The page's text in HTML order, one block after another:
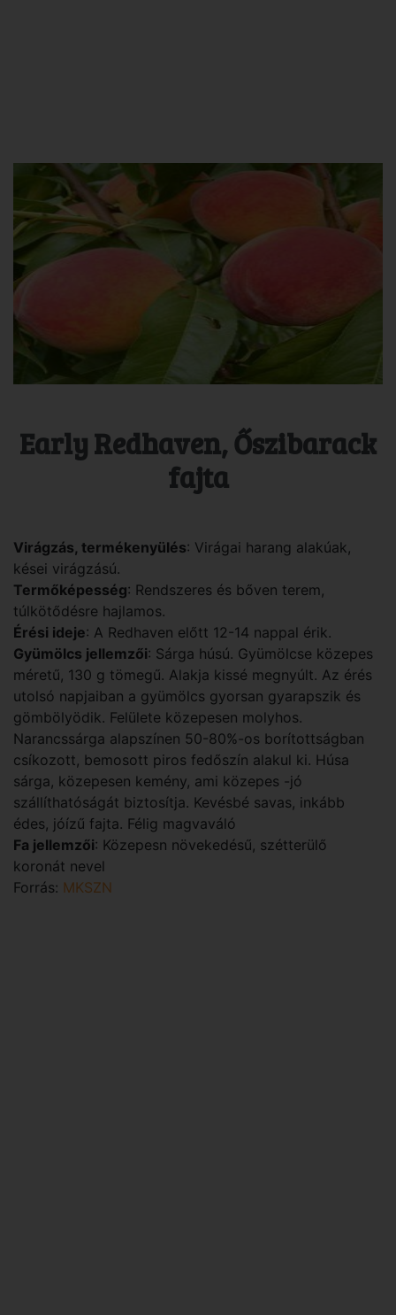
Early Redhaven, Őszibarack
fajta
Virágzás, termékenyülés: Virágai harang alakúak,
kései virágzású.
Termőképesség: Rendszeres és bőven terem,
túlkötődésre hajlamos.
Érési ideje: A Redhaven előtt 12-14 nappal érik.
Gyümölcs jellemzői: Sárga húsú. Gyümölcse közepes
méretű, 130 g tömegű. Alakja kissé megnyúlt. Az érés
utolsó napjaiban a gyümölcs gyorsan gyarapszik és
gömbölyödik. Felülete közepesen molyhos.
Narancssárga alapszínen 50-80%-os borítottságban
csíkozott, bemosott piros fedőszín alakul ki. Húsa
sárga, közepesen kemény, ami közepes -jó
szállíthatóságát biztosítja. Kevésbé savas, inkább
édes, jóízű fajta. Félig magvaváló
Fa jellemzői: Közepesn növekedésű, szétterülő
koronát nevel
Forrás: MKSZN